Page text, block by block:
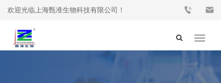
欢迎光临上海甄准生物科技有限公司！
Toggle